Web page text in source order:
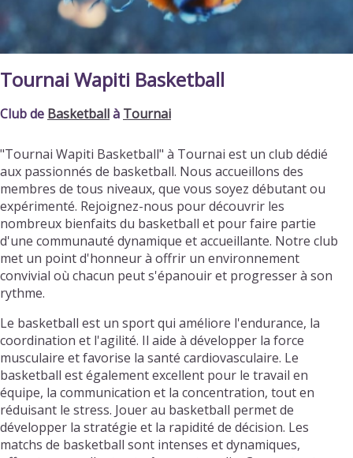
Tournai Wapiti Basketball
Club de Basketballà Tournai
"Tournai Wapiti Basketball" à Tournai est un club dédié
aux passionnés de basketball. Nous accueillons des
membres de tous niveaux, que vous soyez débutant ou
expérimenté. Rejoignez-nous pour découvrir les
nombreux bienfaits du basketball et pour faire partie
d'une communauté dynamique et accueillante. Notre club
met un point d'honneur à offrir un environnement
convivial où chacun peut s'épanouir et progresser à son
rythme.
Le basketball est un sport qui améliore l'endurance, la
coordination et l'agilité. Il aide à développer la force
musculaire et favorise la santé cardiovasculaire. Le
basketball est également excellent pour le travail en
équipe, la communication et la concentration, tout en
réduisant le stress. Jouer au basketball permet de
développer la stratégie et la rapidité de décision. Les
matchs de basketball sont intenses et dynamiques,